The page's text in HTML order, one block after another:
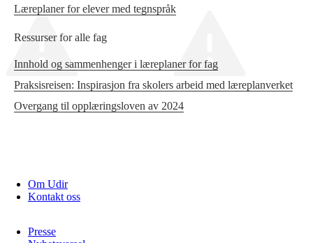
Læreplaner for elever med tegnspråk
Ressurser for alle fag
Innhold og sammenhenger i læreplaner for fag
Praksisreisen: Inspirasjon fra skolers arbeid med læreplanverket
Overgang til opplæringsloven av 2024
Om Udir
Kontakt oss
Presse